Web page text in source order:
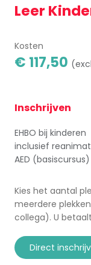
Leer
Kosten
€ 117,50
Inschrijven
EHBO bij kinderen
inclusief
AED (basiscursus)
Kies het aantal
meerdere
collega). U
direct